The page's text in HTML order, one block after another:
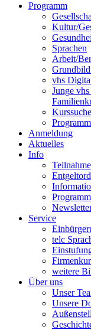
Programm
Kultur/
Sprachen
Arbeit/
vhs
Junge
Kurssuche
Anmeldung
Aktuelles
Info
Service
telc
weitere
Über uns
Unser
Unsere